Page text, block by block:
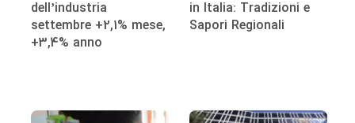
dell’industria
settembre +2,1% mese,
+3,4% anno
in Italia: Tradizioni e
Sapori Regionali